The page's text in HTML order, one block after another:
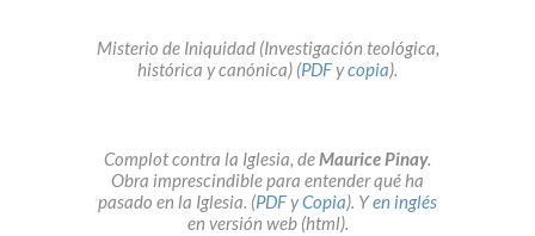
Misterio de Iniquidad (Investigación teológica,
histórica y canónica) (PDFycopia).
Complot contra la Iglesia, deMaurice Pinay.
Obra imprescindible para entender qué ha
pasado en la Iglesia. (PDFyCopia). Yen inglés
en versión web (html).